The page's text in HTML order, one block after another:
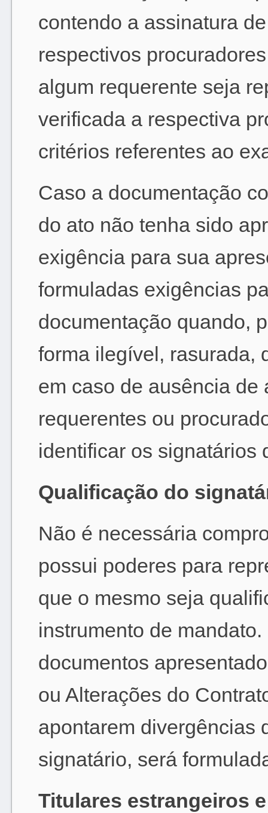
contendo a assinatura
respectivos
algum requerente seja
verificada a respectiva
critérios referentes ao
Caso a documentação
do ato não tenha sido
exigência para sua
formuladas exigências
documentação quando,
forma ilegível, rasurada,
em caso de ausência
requerentes ou
identificar os signatários
Qualificação do
Não é necessária
possui poderes para
que o mesmo seja
instrumento de
documentos
ou Alterações do
apontarem divergências
signatário, será
Titulares estrangeiros